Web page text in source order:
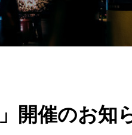
開催のお知